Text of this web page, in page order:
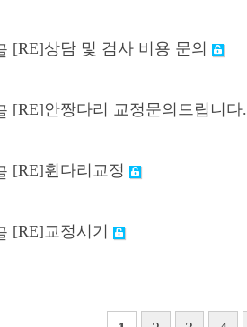
[RE]상담 및 검사 비용 문의
[RE]안짱다리 교정문의드립니다.
[RE]휜다리교정
[RE]교정시기